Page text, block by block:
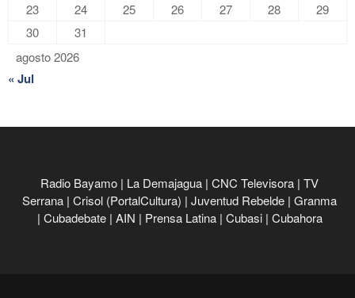
agosto 2026
23
24 25 26 27 28
29
30
31
« Jul
Radio Bayamo | La Demajagua | CNC Televisora | TV
Serrana | Crisol (PortalCultura) | Juventud Rebelde | Granma
| Cubadebate | AIN | Prensa Latina | Cubasi | Cubahora